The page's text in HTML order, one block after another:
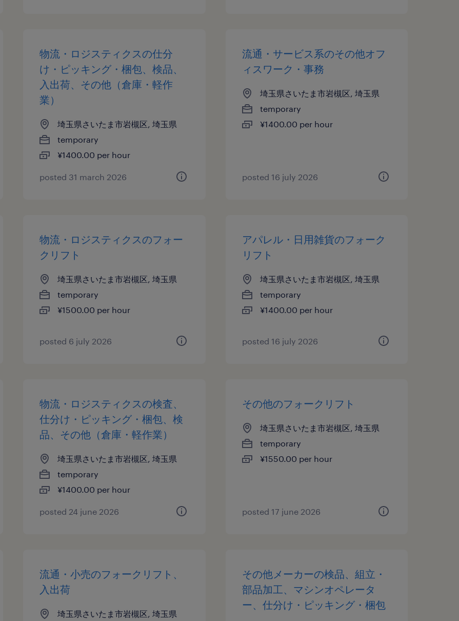
物流・ロジスティクスの仕分
け・ピッキング・梱包、検品、
入出荷、その他（倉庫・軽作
業）
埼玉県さいたま市岩槻区, 埼玉県
temporary
¥1400.00 per hour
posted 31 march 2026
流通・サービス系のその他オフ
ィスワーク・事務
埼玉県さいたま市岩槻区, 埼玉県
temporary
¥1400.00 per hour
posted 16 july 2026
物流・ロジスティクスのフォー
クリフト
埼玉県さいたま市岩槻区, 埼玉県
temporary
¥1500.00 per hour
posted 6 july 2026
アパレル・日用雑貨のフォーク
リフト
埼玉県さいたま市岩槻区, 埼玉県
temporary
¥1400.00 per hour
posted 16 july 2026
物流・ロジスティクスの検査、
仕分け・ピッキング・梱包、検
品、その他（倉庫・軽作業）
埼玉県さいたま市岩槻区, 埼玉県
temporary
¥1400.00 per hour
posted 24 june 2026
その他のフォークリフト
埼玉県さいたま市岩槻区, 埼玉県
temporary
¥1550.00 per hour
posted 17 june 2026
流通・小売のフォークリフト、
入出荷
埼玉県さいたま市岩槻区, 埼玉県
その他メーカーの検品、組立・
部品加工、マシンオペレータ
ー、仕分け・ピッキング・梱包